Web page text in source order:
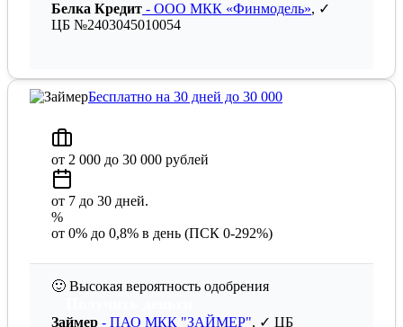
Белка Кредит - ООО МКК «Финмодель», ✓
ЦБ №2403045010054
Бесплатно на 30 дней до 30 000
от 2 000 до 30 000 рублей
от 7 до 30 дней.
%
от 0% до 0,8% в день (ПСК 0-292%)
🙂 Высокая вероятность одобрения
Займер - ПАО МКК "ЗАЙМЕР", ✓ ЦБ